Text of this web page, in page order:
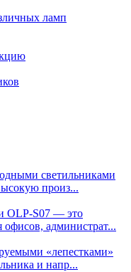
ламп
светильниками
произ...
OLP-S07 — это
администрат...
«лепестками»
и напр...